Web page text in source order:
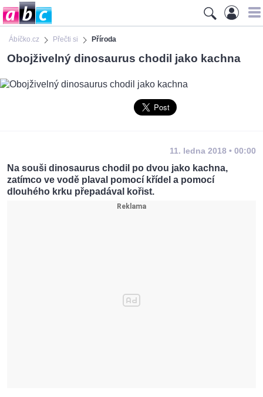
Ábíčko.cz Přečti si Příroda
Obojživelný dinosaurus chodil jako kachna
11. ledna 2018 • 00:00
Na souši dinosaurus chodil po dvou jako kachna,
zatímco ve vodě plaval pomocí křídel a pomocí
dlouhého krku přepadával kořist.